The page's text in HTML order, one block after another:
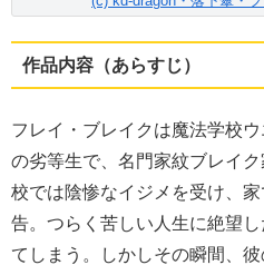
作品内容（あらすじ）
フレイ・ブレイクは魔法学校
の劣等生で、名門家紋ブレイ
校では陰惨なイジメを受け、
告。つらく苦しい人生に絶望
てしまう。しかしその瞬間、彼